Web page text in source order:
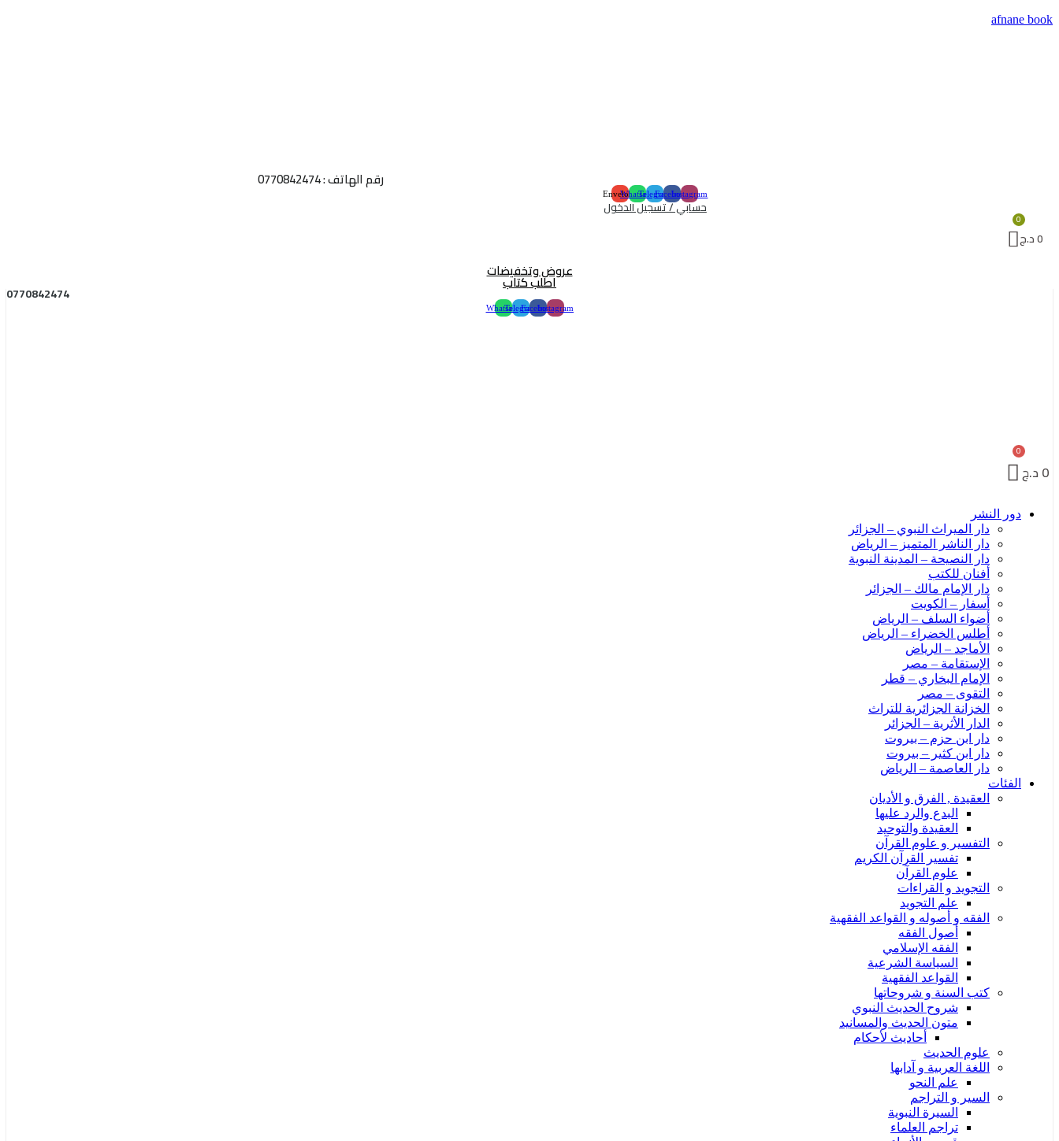
afnane book
رقم الهاتف : 0770842474
Instagram
Facebook
Telegram
Whatsapp
Envelope
حسابي / تسجيل الدخول
0د.ج
عروض وتخفيضات
اطلب كتاب 0770842474
Instagram
Facebook
Telegram
Whatsapp
0د.ج
دور النشر
دار الميراث النبوي – الجزائر
دار الناشر المتميز – الرياض
دار النصيحة – المدينة النبوية
أفنان للكتب
دار الإمام مالك – الجزائر
أسفار – الكويت
أضواء السلف – الرياض
أطلس الخضراء – الرياض
الأماجد – الرياض
الإستقامة – مصر
الإمام البخاري – قطر
التقوى – مصر
الخزانة الجزائرية للتراث
الدار الأثرية – الجزائر
دار ابن حزم – بيروت
دار ابن كثير – بيروت
دار العاصمة – الرياض
الفئات
العقيدة , الفرق و الأديان
البدع والرد عليها
العقيدة والتوحيد
التفسير و علوم القرآن
تفسير القرآن الكريم
علوم القرآن
التجويد و القراءات
علم التجويد
الفقه و أصوله و القواعد الفقهية
أصول الفقه
الفقه الإسلامي
السياسة الشرعية
القواعد الفقهية
كتب السنة و شروحاتها
شروح الحديث النبوي
متون الحديث والمسانيد
أحاديث لأحكام
علوم الحديث
اللغة العربية و آدابها
علم النحو
السير و التراجم
السيرة النبوية
تراجم العلماء